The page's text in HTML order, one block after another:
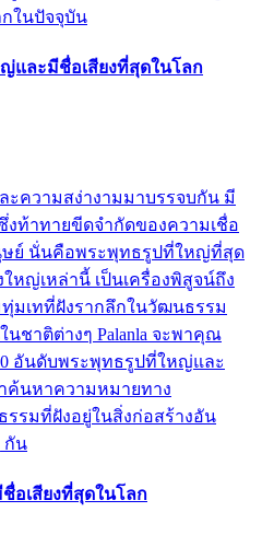
ในปัจจุบัน
และมีชื่อเสียงที่สุดในโลก
ความสง่างามมาบรรจบกัน มี
งท้าทายขีดจำกัดของความเชื่อ
ษย์ นั่นคือพระพุทธรูปที่ใหญ่ที่สุด
หญ่เหล่านี้ เป็นเครื่องพิสูจน์ถึง
มเทที่ฝังรากลึกในวัฒนธรรม
ชาติต่างๆ Palanla จะพาคุณ
อันดับพระพุทธรูปที่ใหญ่และ
ค้นหาความหมายทาง
รมที่ฝังอยู่ในสิ่งก่อสร้างอัน
กัน
อเสียงที่สุดในโลก